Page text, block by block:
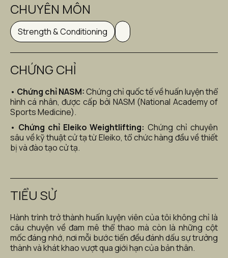
CHUYÊN MÔN
Strength & Conditioning
CHỨNG CHỈ
• Chứng chỉ NASM: Chứng chỉ quốc tế về huấn luyện thể
hình cá nhân, được cấp bởi NASM (National Academy of
Sports Medicine).
• Chứng chỉ Eleiko Weightlifting: Chứng chỉ chuyên
sâu về kỹ thuật cử tạ từ Eleiko, tổ chức hàng đầu về thiết
bị và đào tạo cử tạ.
TIỂU SỬ
Hành trình trở thành huấn luyện viên của tôi không chỉ là
câu chuyện về đam mê thể thao mà còn là những cột
mốc đáng nhớ, nơi mỗi bước tiến đều đánh dấu sự trưởng
thành và khát khao vượt qua giới hạn của bản thân.